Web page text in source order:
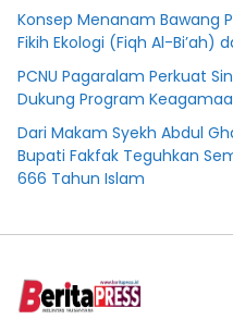
Konsep Menanam Bawang
Fikih Ekologi (Fiqh Al-Bi’ah)
PCNU Pagaralam Perkuat
Dukung Program
Dari Makam Syekh Abdul
Bupati Fakfak Teguhkan
666 Tahun Islam